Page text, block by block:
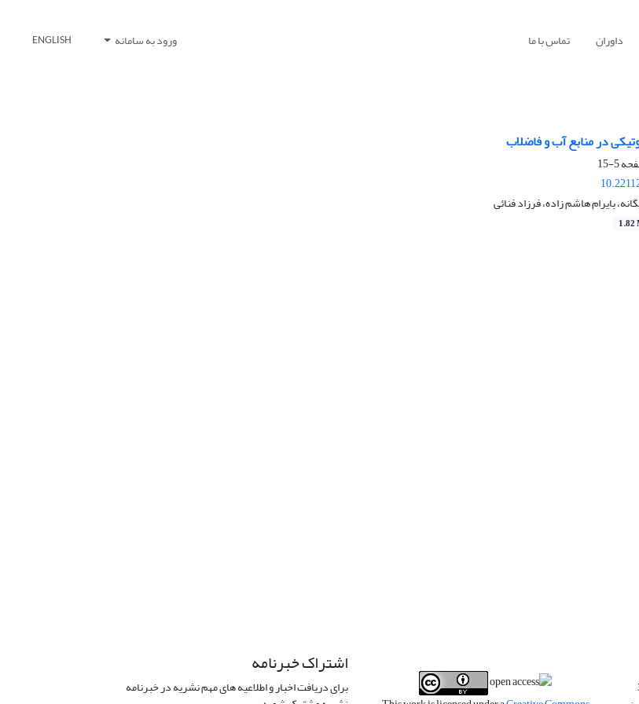
داوران تماس با ما ورود به سامانه ENGLISH
5-15
بایرام هاشم زاده، فرزاد فنائی
1.82
اشتراک خبرنامه
برای دریافت اخبار و اطلاعیه های مهم نشریه در خبرنامه